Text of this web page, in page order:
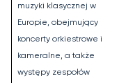
muzyki klasycznej w
Europie, obejmujący
koncerty orkiestrowe i
kameralne, a także
występy zespołów